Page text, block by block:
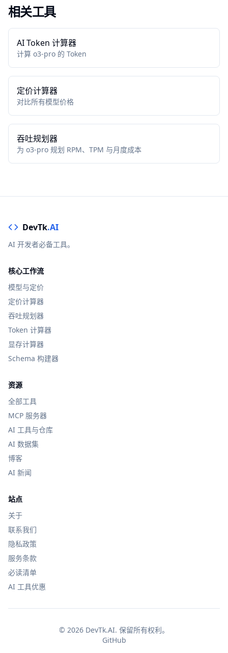
相关工具
AI Token 计算器
计算 o3-pro 的 Token
定价计算器
对比所有模型价格
吞吐规划器
为 o3-pro 规划 RPM、TPM 与月度成本
DevTk.AI
AI 开发者必备工具。
核心工作流
模型与定价
定价计算器
吞吐规划器
Token 计算器
显存计算器
Schema 构建器
资源
全部工具
MCP 服务器
AI 工具与仓库
AI 数据集
博客
AI 新闻
站点
关于
联系我们
隐私政策
服务条款
必读清单
AI 工具优惠
© 2026 DevTk.AI. 保留所有权利。
GitHub